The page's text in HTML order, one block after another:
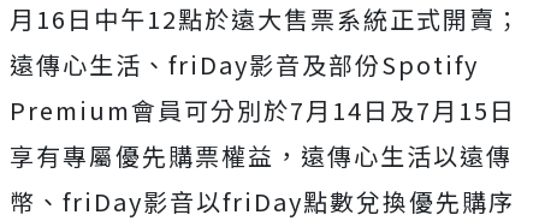
月16日中午12點於遠大售票系統正式開賣；
遠傳心生活、friDay影音及部份Spotify
Premium會員可分別於7月14日及7月15日
享有專屬優先購票權益，遠傳心生活以遠傳
幣、friDay影音以friDay點數兌換優先購序